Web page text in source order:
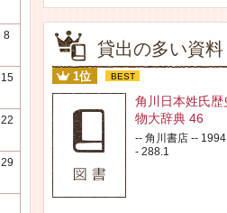
8
15
22
29
貸出の多い資料
1位 BEST
角川日本姓氏歴
物大辞典 46
-- 角川書店 --
- 288.1